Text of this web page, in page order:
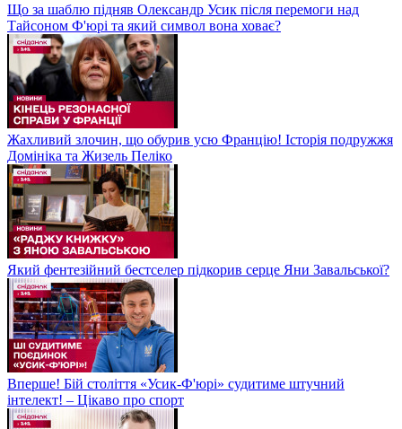
Що за шаблю підняв Олександр Усик після перемоги над
Тайсоном Ф'юрі та який символ вона ховає?
Жахливий злочин, що обурив усю Францію! Історія подружжя
Домініка та Жизель Пеліко
Який фентезійний бестселер підкорив серце Яни Завальської?
Вперше! Бій століття «Усик-Ф'юрі» судитиме штучний
інтелект! – Цікаво про спорт